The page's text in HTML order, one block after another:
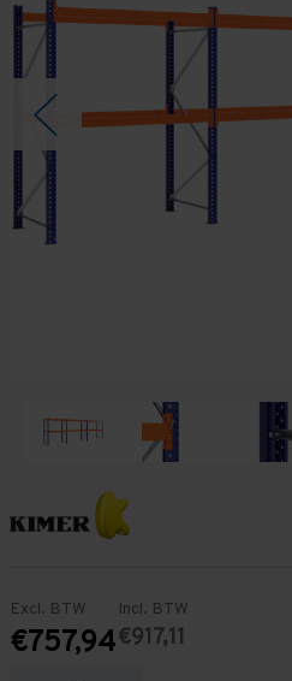
Excl. BTW
€757,94
Incl. BTW
€917,11